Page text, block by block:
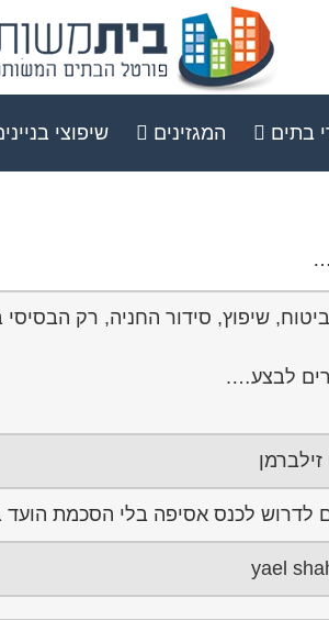
בתים המגזינים שיפוצי
זילברמן
לדרוש לכנס אסיפה בלי הסכמת
yael